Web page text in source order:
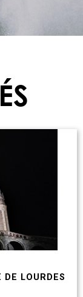
DE LOURDES